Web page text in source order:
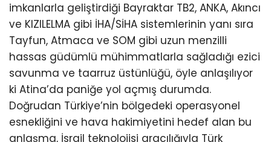
imkanlarla geliştirdiği Bayraktar TB2, ANKA, Akıncı
ve KIZILELMA gibi İHA/SİHA sistemlerinin yanı sıra
Tayfun, Atmaca ve SOM gibi uzun menzilli
hassas güdümlü mühimmatlarla sağladığı ezici
savunma ve taarruz üstünlüğü, öyle anlaşılıyor
ki Atina’da paniğe yol açmış durumda.
Doğrudan Türkiye’nin bölgedeki operasyonel
esnekliğini ve hava hakimiyetini hedef alan bu
anlaşma, İsrail teknolojisi aracılığıyla Türk